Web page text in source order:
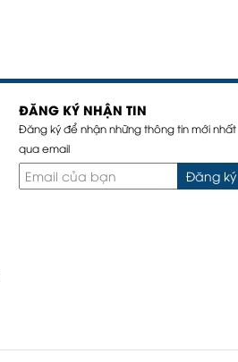
ĐĂNG KÝ NHẬN TIN
Đăng ký để nhận những thông tin mới nhất
qua email
Đăng ký